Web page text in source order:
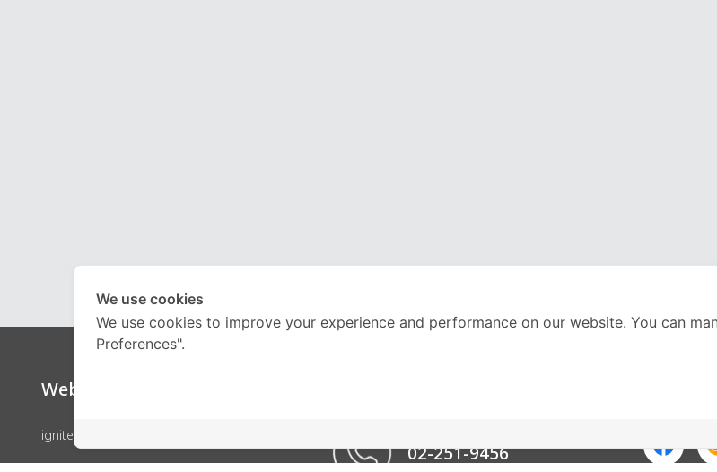
Website
ignite by OnDemand
02-251-9456
We use cookies
We use cookies to improve your experience and performance on our website. You can
Preferences".